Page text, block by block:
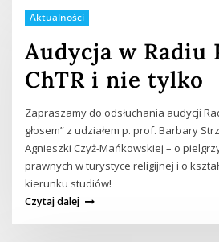
Aktualności
Audycja w Radiu
ChTR i nie tylko
Zapraszamy do odsłuchania audycji
głosem” z udziałem p. prof. Barbary
Agnieszki Czyż-Mańkowskiej – o
prawnych w turystyce religijnej i o
kierunku studiów!
Czytaj dalej